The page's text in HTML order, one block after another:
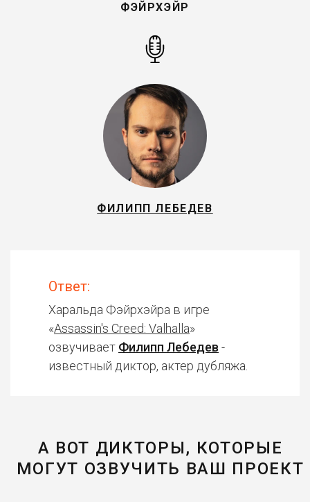
ФЭЙРХЭЙР
ФИЛИПП ЛЕБЕДЕВ
Ответ:
Харальда Фэйрхэйра в игре
«Assassin's Creed: Valhalla»
озвучивает Филипп Лебедев -
известный диктор, актер дубляжа.
А ВОТ ДИКТОРЫ, КОТОРЫЕ
МОГУТ ОЗВУЧИТЬ ВАШ ПРОЕКТ